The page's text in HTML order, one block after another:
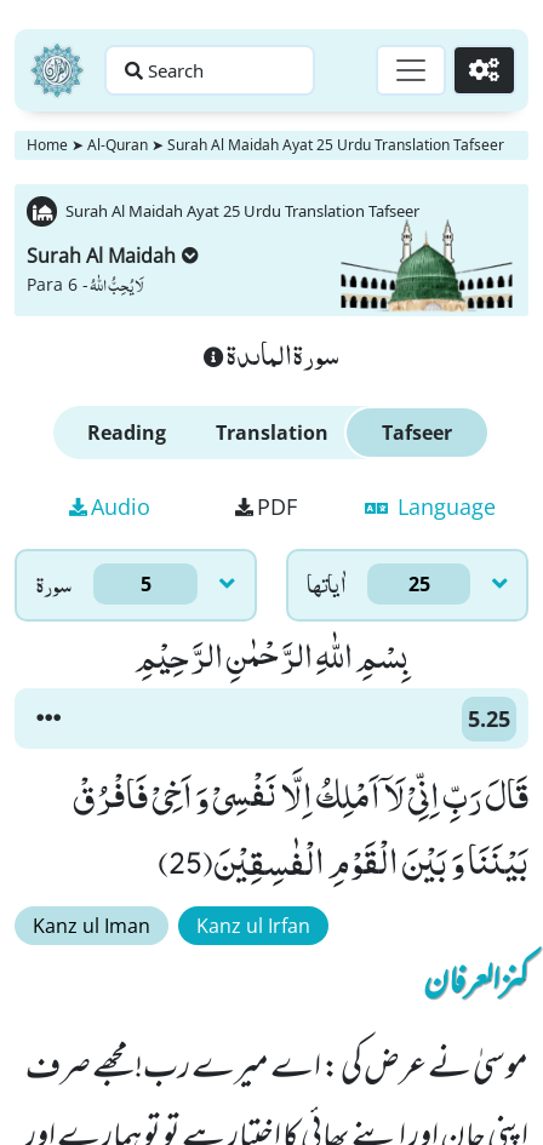
Search Go
Home ➤ Al-Quran ➤ Surah Al Maidah Ayat 25 Urdu Translation Tafseer
Surah Al Maidah Ayat 25 Urdu Translation Tafseer
Surah Al Maidah
Para 6 -لَا یُحِبُّ اللّٰهُ
سورة الماىدة
Reading Translation Tafseer
Audio PDF Language
سورۃ 5 اٰياتها 25
بِسْمِ اللّٰهِ الرَّحْمٰنِ الرَّحِیْمِ
5.25
قَالَ رَبِّ اِنِّیْ لَاۤ اَمْلِكُ اِلَّا نَفْسِیْ وَ اَخِیْ فَافْرُقْ
بَیْنَنَا وَ بَیْنَ الْقَوْمِ الْفٰسِقِیْنَ(25)
Kanz ul Iman Kanz ul Irfan
کنزالعرفان
موسیٰ نے عرض کی : اے میرے رب! مجھے صرف